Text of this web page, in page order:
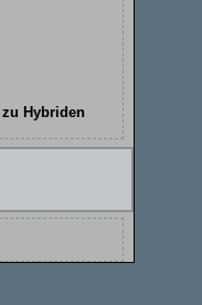
Hybriden